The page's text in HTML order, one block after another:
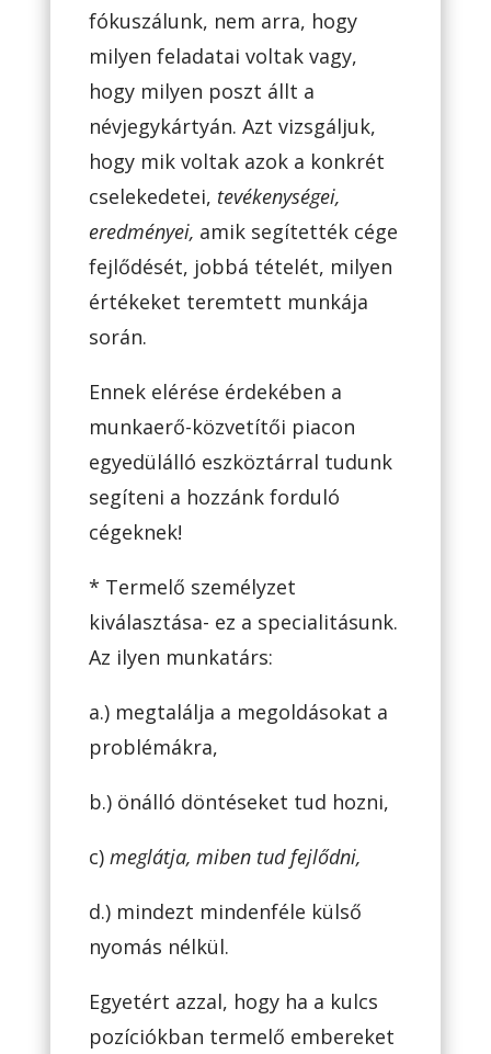
fókuszálunk, nem arra, hogy
milyen feladatai voltak vagy,
hogy milyen poszt állt a
névjegykártyán. Azt vizsgáljuk,
hogy mik voltak azok a konkrét
cselekedetei, tevékenységei,
eredményei, amik segítették cége
fejlődését, jobbá tételét, milyen
értékeket teremtett munkája
során.
Ennek elérése érdekében a
munkaerő-közvetítői piacon
egyedülálló eszköztárral tudunk
segíteni a hozzánk forduló
cégeknek!
* Termelő személyzet
kiválasztása- ez a specialitásunk.
Az ilyen munkatárs:
a.) megtalálja a megoldásokat a
problémákra,
b.) önálló döntéseket tud hozni,
c) meglátja, miben tud fejlődni,
d.) mindezt mindenféle külső
nyomás nélkül.
Egyetért azzal, hogy ha a kulcs
pozíciókban termelő embereket